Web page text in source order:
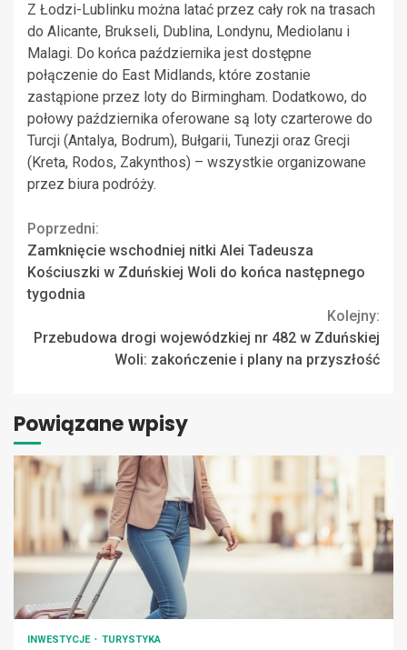
Z Łodzi-Lublinku można latać przez cały rok na trasach
do Alicante, Brukseli, Dublina, Londynu, Mediolanu i
Malagi. Do końca października jest dostępne
połączenie do East Midlands, które zostanie
zastąpione przez loty do Birmingham. Dodatkowo, do
połowy października oferowane są loty czarterowe do
Turcji (Antalya, Bodrum), Bułgarii, Tunezji oraz Grecji
(Kreta, Rodos, Zakynthos) – wszystkie organizowane
przez biura podróży.
Continue
Reading
Poprzedni:
Zamknięcie wschodniej nitki Alei Tadeusza
Kościuszki w Zduńskiej Woli do końca następnego
tygodnia
Kolejny:
Przebudowa drogi wojewódzkiej nr 482 w Zduńskiej
Woli: zakończenie i plany na przyszłość
Powiązane wpisy
INWESTYCJE TURYSTYKA